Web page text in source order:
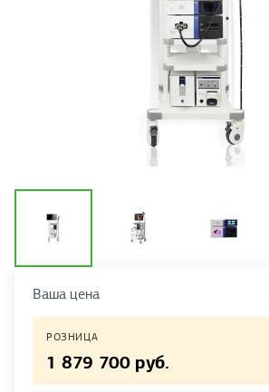
Ваша цена
РОЗНИЦА
1 879 700 руб.